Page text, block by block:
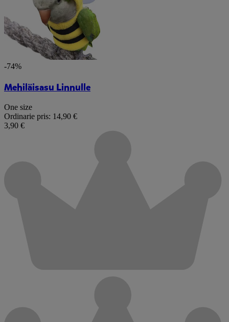
-74%
Mehiläisasu Linnulle
One size
Ordinarie pris: 14,90 €
3,90 €